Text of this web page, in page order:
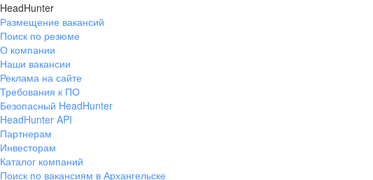
HeadHunter
Размещение вакансий
Поиск по резюме
О компании
Наши вакансии
Реклама на сайте
Требования к ПО
Безопасный HeadHunter
HeadHunter API
Партнерам
Инвесторам
Каталог компаний
Поиск по вакансиям в Архангельске